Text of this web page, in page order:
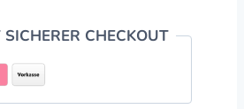
CHECKOUT